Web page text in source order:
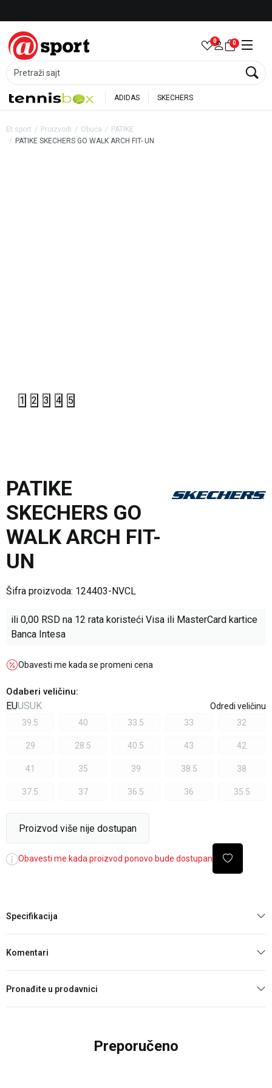
Pretraži sajt
0 0
ADIDAS SKECHERS
Et sport Proizvodi Obuća
PATIKE
PATIKE SKECHERS GO WALK ARCH FIT- UN
1 2 3 4 5
PATIKE
SKECHERS GO
WALK ARCH FIT-
UN
Šifra proizvoda: 124403-NVCL
ili 0,00 RSD na 12 rata koristeći Visa ili MasterCard kartice
Banca Intesa
Obavesti me kada se promeni cena
Odaberi veličinu:
EUUSUK
Odredi veličinu
39.5
40 33.5 33 32
29 28.5 40.5 43 42
41 35 39 38.5 38
37.5 37 36.5 36 35.5
Proizvod više nije dostupan
Obavesti me kada proizvod ponovo bude dostupan
Specifikacija
Komentari
Pronađite u prodavnici
Preporučeno